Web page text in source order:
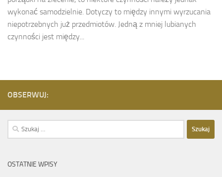
wykonać samodzielnie. Dotyczy to między innymi wyrzucania
niepotrzebnych już przedmiotów. Jedną z mniej lubianych
czynności jest między...
OBSERWUJ:
Szukaj:
OSTATNIE WPISY